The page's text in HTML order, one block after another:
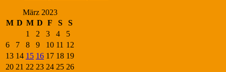
März 2023
M D M D F S
S
1
2 3 4
5
6
7 8 9 10 11 12
13 14 15 16 17 18 19
20 21 22 23 24 25 26